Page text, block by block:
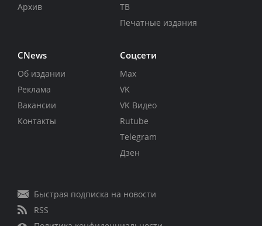
Архив
ТВ
Печатные издания
CNews
Об издании
Реклама
Вакансии
Контакты
Соцсети
Max
VK
VK Видео
Rutube
Telegram
Дзен
Быстрая подписка на новости
RSS